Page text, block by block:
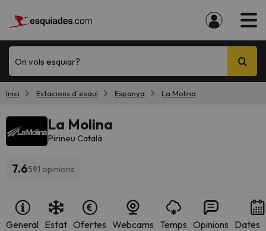
On vols esquiar?
Inici Estacions d´esquí Espanya La Molina
La Molina
Pirineu Català
7.6591 opinions
General Estat Ofertes Webcams Temps Opinions Dates